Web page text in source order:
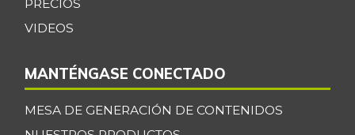
PRECIOS
VIDEOS
MANTÉNGASE CONECTADO
MESA DE GENERACIÓN DE CONTENIDOS